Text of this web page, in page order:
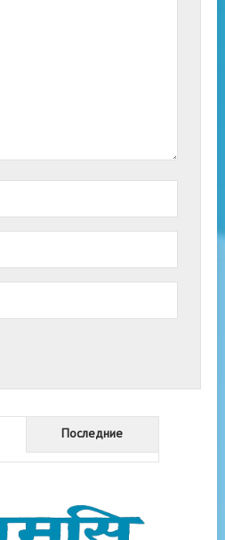
Последние